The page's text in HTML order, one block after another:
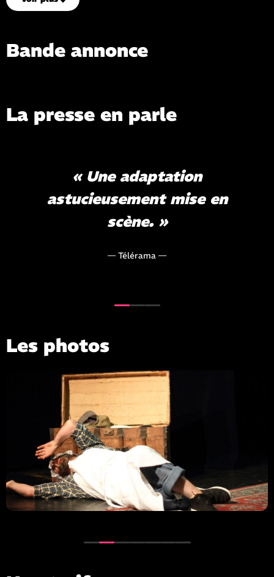
Bande annonce
La presse en parle
« Une adaptation
astucieusement mise en
scène. »
— Télérama —
Les photos